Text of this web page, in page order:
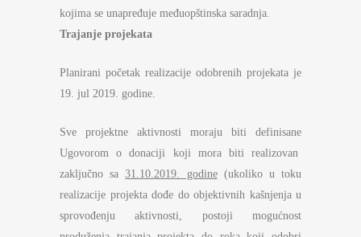
kojima se unapređuje međuopštinska saradnja.
Trajanje projekata
Planirani početak realizacije odobrenih projekata je
19. jul 2019. godine.
Sve projektne aktivnosti moraju biti definisane
Ugovorom o donaciji koji mora biti realizovan
zaključno sa31.10.2019. godine(ukoliko u toku
realizacije projekta dođe do objektivnih kašnjenja u
sprovođenju aktivnosti, postoji mogućnost